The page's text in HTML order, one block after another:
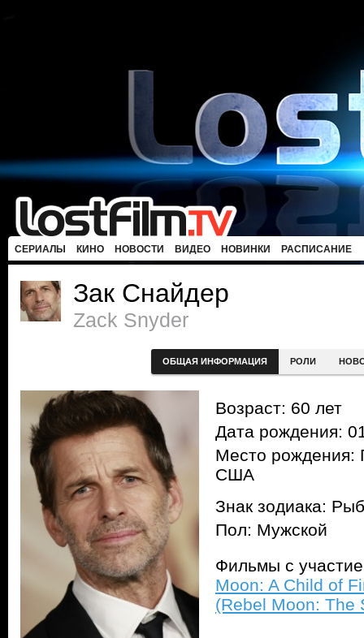
СЕРИАЛЫ КИНО НОВОСТИ ВИДЕО НОВИНКИ РАСПИСАНИЕ
Зак Снайдер
Zack Snyder
ОБЩАЯ ИНФОРМАЦИЯ РОЛИ
Возраст: 60 лет
Дата рождения:
Место рождения:
США
Знак зодиака:
Пол: Мужской
Фильмы с
Moon: A Child of
(Rebel Moon: The